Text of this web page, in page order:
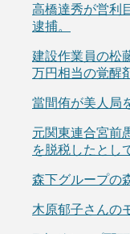
高橋達秀が営利
逮捕。
建設作業員の松
万円相当の覚醒
當間侑が美人局
元関東連合宮前
を脱税したとし
森下グループの
木原郁子さんの